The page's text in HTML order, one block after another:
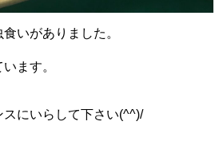
いがありました。
ます。
にいらして下さい(^^)/